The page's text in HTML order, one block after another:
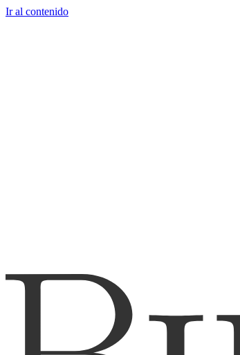
Ir al contenido